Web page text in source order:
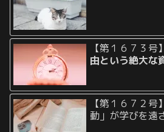
【第１６７３号】
由という絶大な
【第１６７２
動」が学びを遠